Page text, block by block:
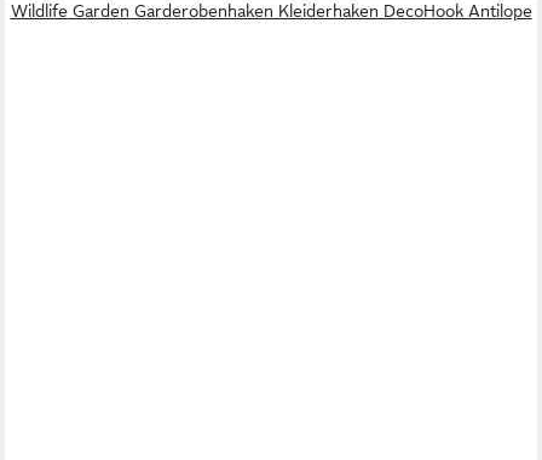
Wildlife Garden Garderobenhaken Kleiderhaken DecoHook Antilope